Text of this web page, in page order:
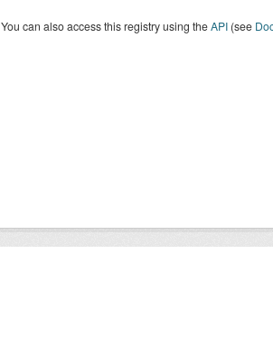
You can also access this registry using theAPI(see